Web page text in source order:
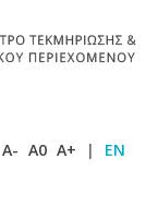
A- A0 A+ | EN